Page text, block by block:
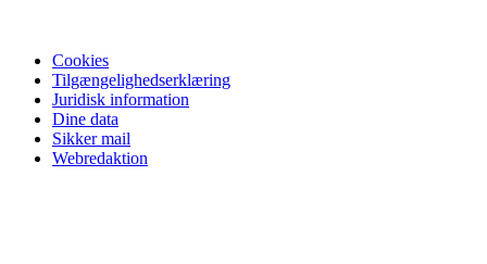
Cookies
Tilgængelighedserklæring
Juridisk information
Dine data
Sikker mail
Webredaktion